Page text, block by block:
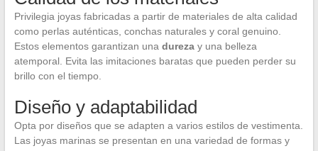
Privilegia joyas fabricadas a partir de materiales de alta calidad
como perlas auténticas, conchas naturales y coral genuino.
Estos elementos garantizan una durezay una belleza
atemporal. Evita las imitaciones baratas que pueden perder su
brillo con el tiempo.
Diseño y adaptabilidad
Opta por diseños que se adapten a varios estilos de vestimenta.
Las joyas marinas se presentan en una variedad de formas y